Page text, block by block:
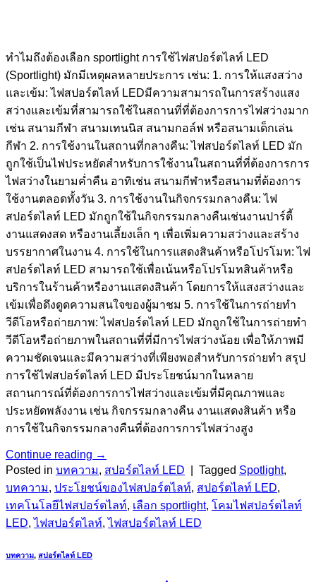
ทำไมถึงต้องเลือก sportlight การใช้ไฟสปอร์ตไลท์ LED
(Sportlight) มักมีเหตุผลหลายประการ เช่น: 1. การให้แสงสว่าง
และเข้ม: ไฟสปอร์ตไลท์ LEDมีความสามารถในการสร้างแสง
สว่างและเข้มที่สามารถใช้ในสถานที่ที่ต้องการการไฟสว่างมาก
เช่น สนามกีฬา สนามเทนนิส สนามกอล์ฟ หรือสนามเด็กเล่น
กีฬา 2. การใช้งานในสถานที่กลางคืน: ไฟสปอร์ตไลท์ LED มัก
ถูกใช้เป็นไฟประหยัดสำหรับการใช้งานในสถานที่ที่ต้องการการ
ไฟสว่างในยามค่ำคืน อาทิเช่น สนามกีฬาหรือสนามที่ต้องการ
ใช้งานตลอดทั้งวัน 3. การใช้งานในกิจกรรมกลางคืน: ไฟ
สปอร์ตไลท์ LED มักถูกใช้ในกิจกรรมกลางคืนเช่นงานปาร์ตี้
งานแสดงสด หรืองานเลี้ยงเล็ก ๆ เพื่อเพิ่มความสว่างและสร้าง
บรรยากาศในงาน 4. การใช้ในการแสดงสินค้าหรือโปรโมท: ไฟ
สปอร์ตไลท์ LED สามารถใช้เพื่อเน้นหรือโปรโมทสินค้าหรือ
บริการในร้านค้าหรืองานแสดงสินค้า โดยการให้แสงสว่างและ
เข้มเพื่อดึงดูดความสนใจของผู้มาชม 5. การใช้ในการถ่ายทำ
วีดีโอหรือถ่ายภาพ: ไฟสปอร์ตไลท์ LED มักถูกใช้ในการถ่ายทำ
วีดีโอหรือถ่ายภาพในสถานที่ที่มีการไฟสว่างน้อย เพื่อให้ภาพมี
ความชัดเจนและมีความสว่างที่เพียงพอสำหรับการถ่ายทำ สรุป
การใช้ไฟสปอร์ตไลท์ LED มีประโยชน์มากในหลาย
สถานการณ์ที่ต้องการการไฟสว่างและเข้มที่มีคุณภาพและ
ประหยัดพลังงาน เช่น กิจกรรมกลางคืน งานแสดงสินค้า หรือ
การใช้ในกิจกรรมกลางคืนที่ต้องการการไฟสว่างสูง
Continue reading →
Posted in บทความ, สปอร์ตไลท์ LED Tagged Spotlight,
บทความ, ประโยชน์ของไฟสปอร์ตไลท์, สปอร์ตไลท์ LED,
เทคโนโลยีไฟสปอร์ตไลท์, เลือก sportlight, โคมไฟสปอร์ตไลท์
LED,ไฟสปอร์ตไลท์,ไฟสปอร์ตไลท์ LED
บทความ, สปอร์ตไลท์ LED